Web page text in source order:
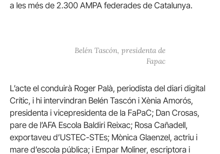
a les més de 2.300 AMPA federades de Catalunya.
Belén Tascón, presidenta de
Fapac
L’acte el conduirà Roger Palà, periodista del diari digital
Crític, i hi intervindran Belén Tascón i Xènia Amorós,
presidenta i vicepresidenta de la FaPaC; Dan Crosas,
pare de l’AFA Escola Baldiri Reixac; Rosa Cañadell,
exportaveu d’USTEC-STEs; Mònica Glaenzel, actriu i
mare d’escola pública; i Empar Moliner, escriptora i